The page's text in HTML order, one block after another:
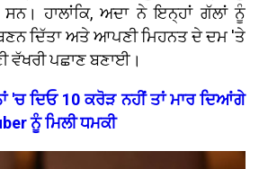
ਹਾਲਾਂਕਿ, ਅਦਾ ਨੇ ਇਨ੍ਹਾਂ ਗੱਲਾਂ ਨੂੰ
ਦਿੱਤਾ ਅਤੇ ਆਪਣੀ ਮਿਹਨਤ ਦੇ ਦਮ 'ਤੇ
ਪਛਾਣ ਬਣਾਈ।
'ਚ ਦਿਓ 10 ਕਰੋੜ ਨਹੀਂ ਤਾਂ ਮਾਰ ਦਿਆਂਗੇ
ਨੂੰ ਮਿਲੀ ਧਮਕੀ